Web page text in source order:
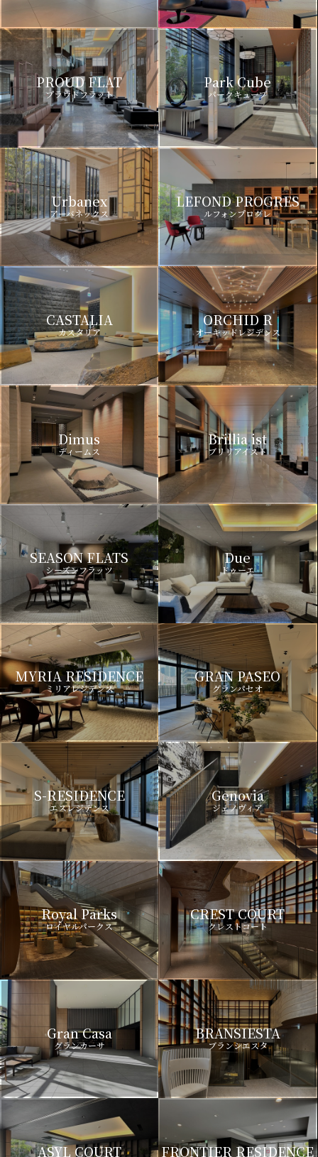
PROUD FLAT
プラウドフラット
Park Cube
パークキューブ
Urbanex
アーバネックス
LEFOND PROGRES
ルフォンプログレ
CASTALIA
カスタリア
ORCHID R
オーキッドレジデンス
Dimus
ディームス
Brillia ist
ブリリアイスト
SEASON FLATS
シーズンフラッツ
Due
ドゥーエ
MYRIA RESIDENCE
ミリアレジデンス
GRAN PASEO
グランパセオ
S-RESIDENCE
エスレジデンス
Genovia
ジェノヴィア
Royal Parks
ロイヤルパークス
CREST COURT
クレストコート
Gran Casa
グランカーサ
BRANSIESTA
ブランシエスタ
ASYL COURT FRONTIER RESIDENCE